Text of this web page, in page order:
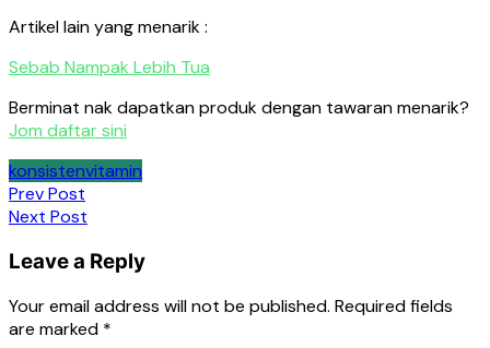
Artikel lain yang menarik :
Sebab Nampak Lebih Tua
Berminat nak dapatkan produk dengan tawaran menarik?
Jom daftar sini
konsistenvitamin
Post
navigation
Prev Post
Next Post
Leave a Reply
Your email address will not be published. Required fields
are marked *